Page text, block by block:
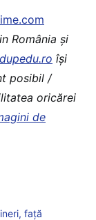
România şi
îşi
posibil /
oricărei
de
față